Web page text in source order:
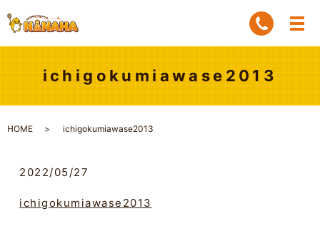
ichigokumiawase2013
HOME ichigokumiawase2013
2022/05/27
ichigokumiawase2013